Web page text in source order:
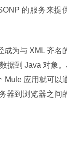
的服务来提
成为与 XML 齐名
据到 Java 对象。
Mule 应用就可以
器到浏览器之间